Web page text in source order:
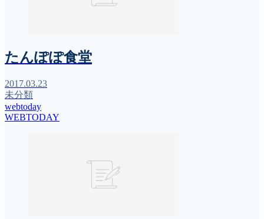
たんぽぽ食堂
2017.03.23
未分類
webtoday
WEBTODAY